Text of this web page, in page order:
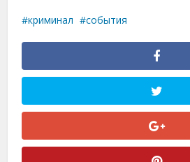
криминал события